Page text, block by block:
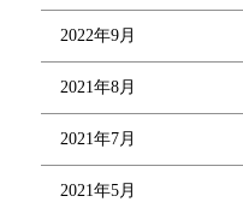
2022年9月
2021年8月
2021年7月
2021年5月